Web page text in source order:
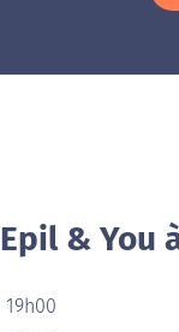
& You
19h00